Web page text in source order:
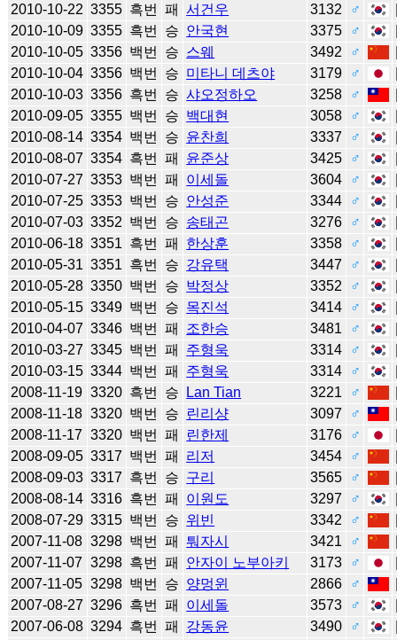
2010-10-22 3355 흑번 패 서건우 3132 ♂
2010-10-09 3355 흑번 승 안국현 3375 ♂
2010-10-05 3356 백번 승 스웨 3492 ♂
2010-10-04 3356 백번 승 미타니 데츠야 3179 ♂
2010-10-03 3356 흑번 승 샤오정하오 3258 ♂
2010-09-05 3355 백번 승 백대현 3058 ♂
2010-08-14 3354 백번 승 윤찬희 3337 ♂
2010-08-07 3354 흑번 패 윤준상 3425 ♂
2010-07-27 3353 백번 패 이세돌 3604 ♂
2010-07-25 3353 백번 승 안성준 3344 ♂
2010-07-03 3352 백번 승 송태곤 3276 ♂
2010-06-18 3351 흑번 패 한상훈 3358 ♂
2010-05-31 3351 흑번 승 강유택 3447 ♂
2010-05-28 3350 백번 승 박정상 3352 ♂
2010-05-15 3349 백번 승 목진석 3414 ♂
2010-04-07 3346 백번 패 조한승 3481 ♂
2010-03-27 3345 백번 패 주형욱 3314 ♂
2010-03-15 3344 백번 패 주형욱 3314 ♂
2008-11-19 3320 흑번 승 Lan Tian 3221 ♂
2008-11-18 3320 백번 승 린리샹 3097 ♂
2008-11-17 3320 백번 패 린한제 3176 ♂
2008-09-05 3317 백번 패 리저 3454 ♂
2008-09-03 3317 흑번 승 구리 3565 ♂
2008-08-14 3316 흑번 패 이원도 3297 ♂
2008-07-29 3315 백번 승 위빈 3342 ♂
2007-11-08 3298 백번 패 퉈자시 3421 ♂
2007-11-07 3298 흑번 패 안자이 노부아키 3173 ♂
2007-11-05 3298 백번 승 양멍윈 2866 ♂
2007-08-27 3296 흑번 패 이세돌 3573 ♂
2007-06-08 3294 흑번 패 강동윤 3490 ♂